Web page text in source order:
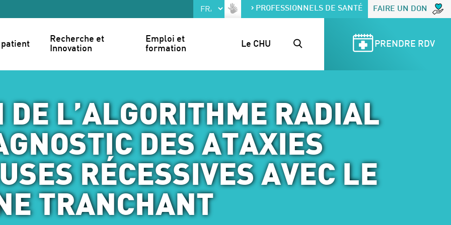
PROFESSIONNELS DE SANTÉ FAIRE UN DON
patient
Recherche et
Innovation
Emploi et
formation
Le CHU PRENDRE RDV
L’ALGORITHME RADIAL
DES ATAXIES
RÉCESSIVES AVEC LE
TRANCHANT